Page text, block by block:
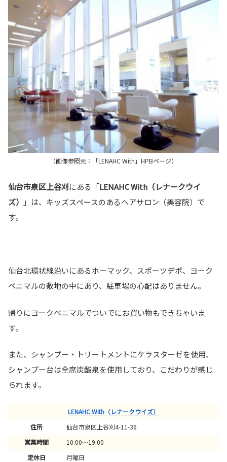
（画像参照元：「LENAHC With」HPBページ）
仙台市泉区上谷刈にある「LENAHC With（レナークウイ
ズ）
」は、キッズスペースのあるヘアサロン（美容院）で
す。
仙台北環状線沿いにあるホーマック、スポーツデポ、ヨーク
ベニマルの敷地の中にあり、駐車場の心配はありません。
帰りにヨークベニマルでついでにお買い物もできちゃいま
す。
また、シャンプー・トリートメントにケラスターゼを使用、
シャンプー台は全席炭酸泉を使用しており、こだわりが感じ
られます。
LENAHC With（レナークウイズ）
住所
仙台市泉区上谷刈4-11-36
営業時間
10:00～19:00
定休日
月曜日